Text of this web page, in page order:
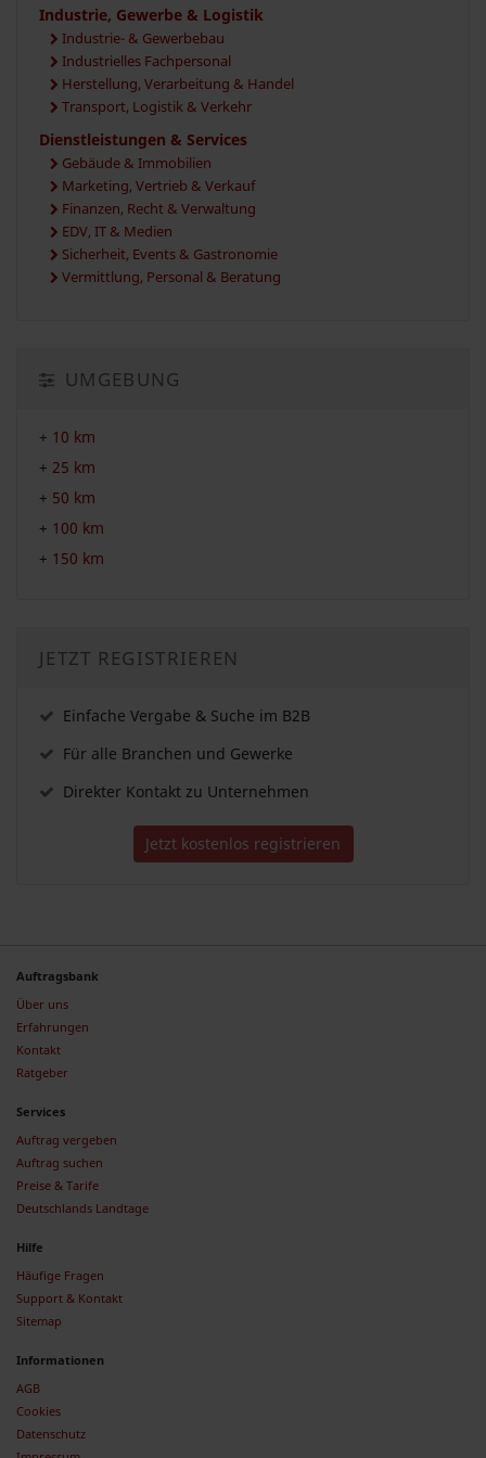
Industrie, Gewerbe & Logistik
Industrie- & Gewerbebau
Industrielles Fachpersonal
Herstellung, Verarbeitung & Handel
Transport, Logistik & Verkehr
Dienstleistungen & Services
Gebäude & Immobilien
Marketing, Vertrieb & Verkauf
Finanzen, Recht & Verwaltung
EDV, IT & Medien
Sicherheit, Events & Gastronomie
Vermittlung, Personal & Beratung
UMGEBUNG
+ 10 km
+ 25 km
+ 50 km
+ 100 km
+ 150 km
JETZT REGISTRIEREN
Einfache Vergabe & Suche im B2B
Für alle Branchen und Gewerke
Direkter Kontakt zu Unternehmen
Jetzt kostenlos registrieren
Auftragsbank
Über uns
Erfahrungen
Kontakt
Ratgeber
Services
Auftrag vergeben
Auftrag suchen
Preise & Tarife
Deutschlands Landtage
Hilfe
Häufige Fragen
Support & Kontakt
Sitemap
Informationen
AGB
Cookies
Datenschutz